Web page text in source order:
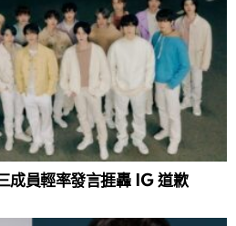
成員輕率發言捱轟 IG 道歉